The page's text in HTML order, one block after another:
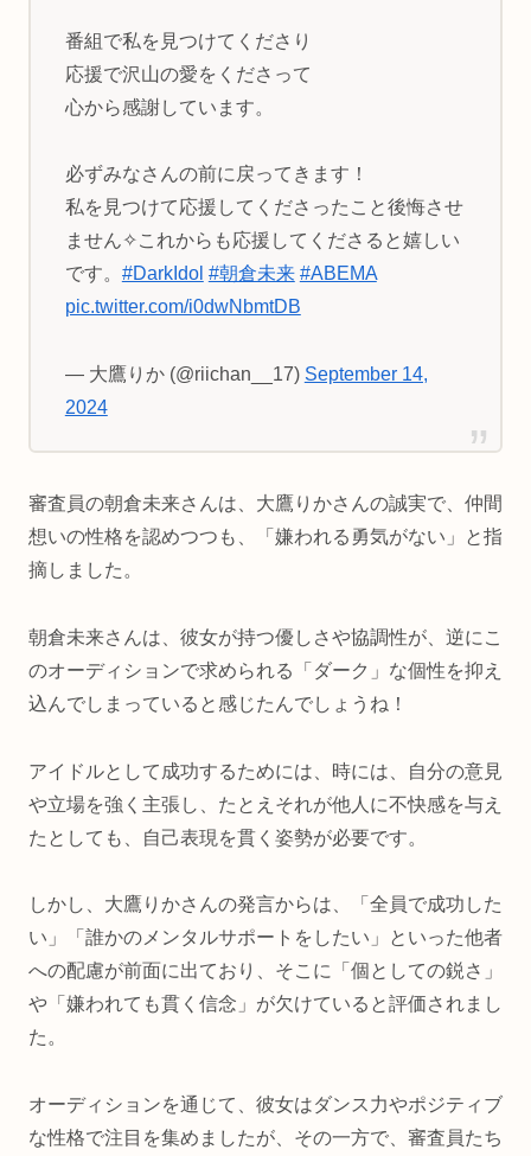
番組で私を見つけてくださり
応援で沢山の愛をくださって
心から感謝しています。
必ずみなさんの前に戻ってきます！
私を見つけて応援してくださったこと後悔させ
ません✧これからも応援してくださると嬉しい
です。 #DarkIdol #朝倉未来 #ABEMA
pic.twitter.com/i0dwNbmtDB
— 大鷹りか (@riichan__17) September 14,
2024
審査員の朝倉未来さんは、大鷹りかさんの誠実で、仲間
想いの性格を認めつつも、「嫌われる勇気がない」と指
摘しました。
朝倉未来さんは、彼女が持つ優しさや協調性が、逆にこ
のオーディションで求められる「ダーク」な個性を抑え
込んでしまっていると感じたんでしょうね！
アイドルとして成功するためには、時には、自分の意見
や立場を強く主張し、たとえそれが他人に不快感を与え
たとしても、自己表現を貫く姿勢が必要です。
しかし、大鷹りかさんの発言からは、「全員で成功した
い」「誰かのメンタルサポートをしたい」といった他者
への配慮が前面に出ており、そこに「個としての鋭さ」
や「嫌われても貫く信念」が欠けていると評価されまし
た。
オーディションを通じて、彼女はダンス力やポジティブ
な性格で注目を集めましたが、その一方で、審査員たち